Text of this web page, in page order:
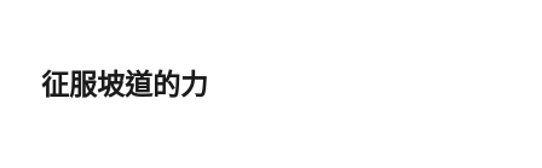
征服坡道的力